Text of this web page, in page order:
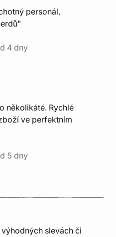
personál,
4 dny
několikáté. Rychlé
ve perfektním
5 dny
slevách či